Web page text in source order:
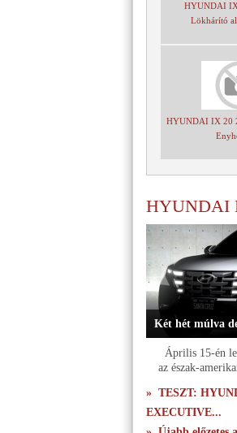
HYUNDAI
Lökhárító
HYUNDAI IX 20
HYUNDAI
Két hét múlva
Április 15-én
az észak-
» TESZT:
EXECUTIVE...